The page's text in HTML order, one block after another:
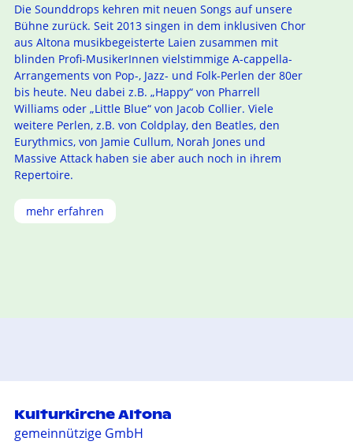
Die Sounddrops kehren mit neuen Songs auf unsere
Bühne zurück. Seit 2013 singen in dem inklusiven Chor
aus Altona musikbegeisterte Laien zusammen mit
blinden Profi-MusikerInnen vielstimmige A-cappella-
Arrangements von Pop-, Jazz- und Folk-Perlen der 80er
bis heute. Neu dabei z.B. „Happy“ von Pharrell
Williams oder „Little Blue“ von Jacob Collier. Viele
weitere Perlen, z.B. von Coldplay, den Beatles, den
Eurythmics, von Jamie Cullum, Norah Jones und
Massive Attack haben sie aber auch noch in ihrem
Repertoire.
mehr erfahren
Kulturkirche Altona
gemeinnützige GmbH